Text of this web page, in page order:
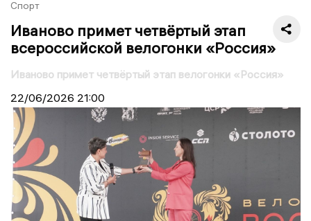
Спорт
Иваново примет четвёртый этап
всероссийской велогонки «Россия»
Иваново примет четвёртый этап велогонки «Россия»
22/06/2026 21:00